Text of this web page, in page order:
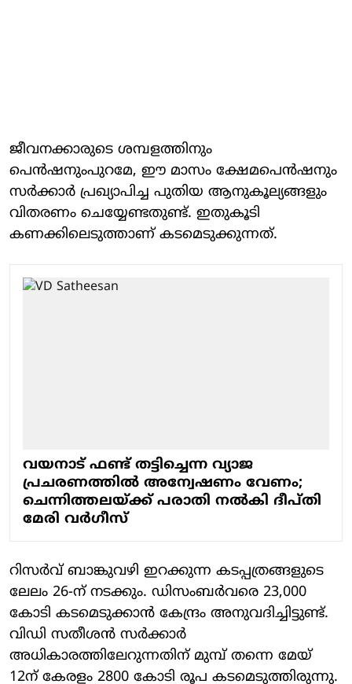
ജീവനക്കാരുടെ ശമ്പളത്തിനും
പെൻഷനുംപുറമേ, ഈ മാസം ക്ഷേമപെൻഷനും
സർക്കാർ പ്രഖ്യാപിച്ച പുതിയ ആനുകൂല്യങ്ങളും
വിതരണം ചെയ്യേണ്ടതുണ്ട്. ഇതുകൂടി
കണക്കിലെടുത്താണ് കടമെടുക്കുന്നത്.
വയനാട് ഫണ്ട് തട്ടിച്ചെന്ന വ്യാജ
പ്രചരണത്തിൽ അന്വേഷണം വേണം;
ചെന്നിത്തലയ്ക്ക് പരാതി നൽകി ദീപ്തി
മേരി വർ​ഗീസ്
റിസർവ് ബാങ്കുവഴി ഇറക്കുന്ന കടപ്പത്രങ്ങളുടെ
ലേലം 26-ന് നടക്കും. ഡിസംബർവരെ 23,000
കോടി കടമെടുക്കാൻ കേന്ദ്രം അനുവദിച്ചിട്ടുണ്ട്.
വിഡി സതീശൻ സർക്കാർ
അധികാരത്തിലേറുന്നതിന് മുമ്പ് തന്നെ മേയ്
12ന് കേരളം 2800 കോടി രൂപ കടമെടുത്തിരുന്നു.